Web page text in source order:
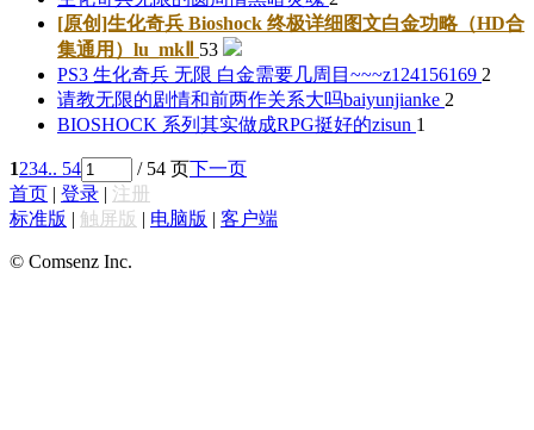
[原创]生化奇兵 Bioshock 终极详细图文白金功略（HD合
集通用） lu_mkⅡ
53
PS3 生化奇兵 无限 白金需要几周目~~~z124156169 2
请教无限的剧情和前两作关系大吗baiyunjianke 2
BIOSHOCK 系列其实做成RPG挺好的zisun 1
1234.. 54 / 54 页下一页
首页 | 登录 | 注册
标准版 | 触屏版 | 电脑版 | 客户端
© Comsenz Inc.